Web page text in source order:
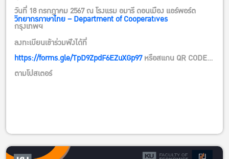
วันที่ 18 กรกฎาคม 2567 ณ โรงแรม อมารี ดอนเมือง แอร์พอร์ต
กรุงเทพฯ
วิทยากรภาษาไทย – Department of Cooperatives
ลงทะเบียนเข้าร่วมฟังได้ที่
https://forms.gle/TpD9ZpdF6EZuXGp97หรือสแกน QR CODE
ตามโปสเตอร์